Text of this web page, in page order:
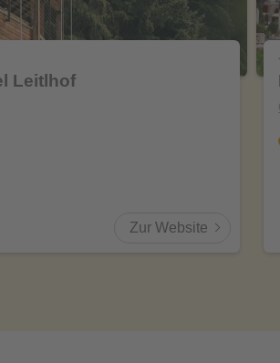
Leitlhof
Zur Website